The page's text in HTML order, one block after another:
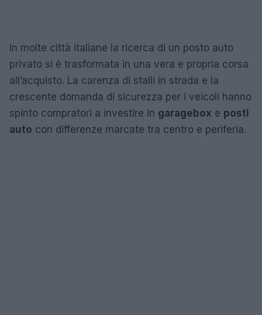
In molte città italiane la ricerca di un posto auto
privato si è trasformata in una vera e propria corsa
all’acquisto. La carenza di stalli in strada e la
crescente domanda di sicurezza per i veicoli hanno
spinto compratori a investire in garage box e posti
auto con differenze marcate tra centro e periferia.